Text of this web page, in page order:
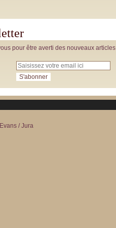
pour être averti des nouveaux articles
/ Jura